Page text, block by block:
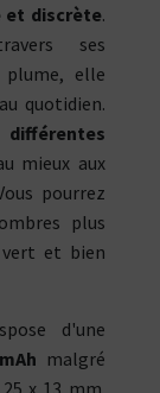
et discrète.
ses
elle
quotidien.
différentes
mieux aux
pourrez
plus
vert et bien
d'une
malgré